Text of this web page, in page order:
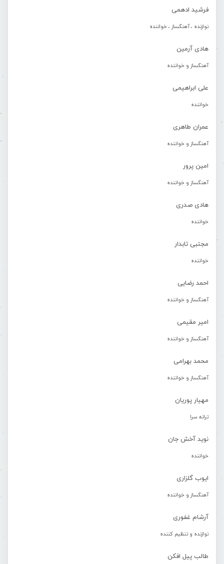
فرشید ادهمی
نوازنده ، آهنگساز ، خواننده
هادی آرمین
آهنگساز و خواننده
علی ابراهیمی
خواننده
عمران طاهری
آهنگساز و خواننده
امین پرور
آهنگساز و خواننده
هادی صدری
خواننده
مجتبی تابدار
خواننده
احمد رضایی
آهنگساز و خواننده
امیر مقیمی
آهنگساز و خواننده
محمد بهرامی
آهنگساز و خواننده
مهیار پوریان
ترانه سرا
نوید آخش جان
خواننده
ایوب گلزاری
آهنگساز و خواننده
آرشام غفوری
نوازنده و تنظیم کننده
طالب پیل افکن